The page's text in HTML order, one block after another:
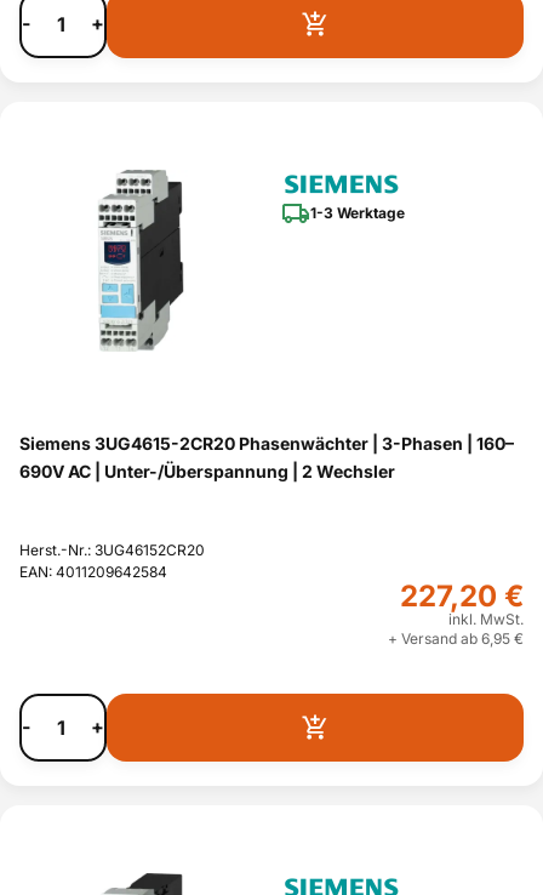
- +
1-3 Werktage
Siemens 3UG4615-2CR20 Phasenwächter | 3-Phasen | 160–
690V AC | Unter-/Überspannung | 2 Wechsler
Herst.-Nr.: 3UG46152CR20
EAN: 4011209642584
227,20 €
inkl. MwSt.
+ Versand ab 6,95 €
- +